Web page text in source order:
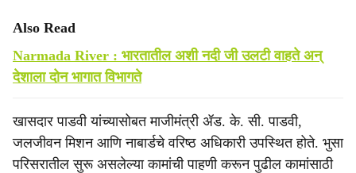
Also Read
Narmada River : भारतातील अशी नदी जी उलटी वाहते अन्
देशाला दोन भागात विभागते
खासदार पाडवी यांच्यासोबत माजीमंत्री ॲड. के. सी. पाडवी,
जलजीवन मिशन आणि नाबार्डचे वरिष्ठ अधिकारी उपस्थित होते. भुसा
परिसरातील सुरू असलेल्या कामांची पाहणी करून पुढील कामांसाठी